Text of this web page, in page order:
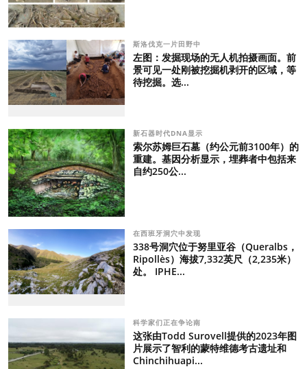
斯洛伐克一片田野中
左图：发掘现场的无人机拍摄画面。前
景可见一处刚被挖掘机剥开的区域，等
待挖掘。选...
新石器时代DNA显示
索尔苏姆巨石墓（约公元前3100年）的
重建。基因分析显示，埋葬者中包括来
自约250公...
在西班牙洞穴中发现
338号洞穴位于努里亚谷（Queralbs，
Ripollès）海拔7,332英尺（2,235米）
处。 IPHE...
科学家们正在争论南
这张由Todd Surovell提供的2023年图
片展示了智利的蒙特维德考古遗址和
Chinchihuapi...